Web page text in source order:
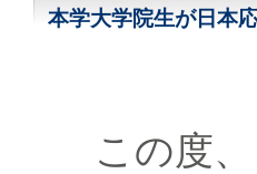
本学大学院生が日本
この度、